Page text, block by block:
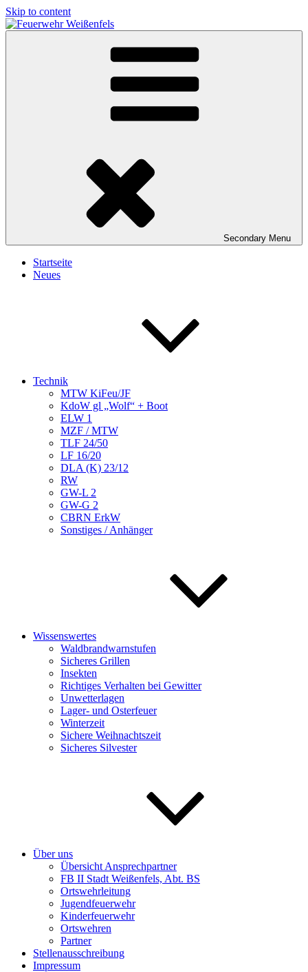
Skip to content
Freiwillige Feuerwehr Weißenfels
Secondary Menu
Startseite
Neues
Technik
MTW KiFeu/JF
KdoW gl „Wolf“ + Boot
ELW 1
MZF / MTW
TLF 24/50
LF 16/20
DLA (K) 23/12
RW
GW-L 2
GW-G 2
CBRN ErkW
Sonstiges / Anhänger
Wissenswertes
Waldbrandwarnstufen
Sicheres Grillen
Insekten
Richtiges Verhalten bei Gewitter
Unwetterlagen
Lager- und Osterfeuer
Winterzeit
Sichere Weihnachtszeit
Sicheres Silvester
Über uns
Übersicht Ansprechpartner
FB II Stadt Weißenfels, Abt. BS
Ortswehrleitung
Jugendfeuerwehr
Kinderfeuerwehr
Ortswehren
Partner
Stellenausschreibung
Impressum